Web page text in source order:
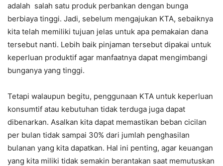
adalah salah satu produk perbankan dengan bunga
berbiaya tinggi. Jadi, sebelum mengajukan KTA, sebaiknya
kita telah memiliki tujuan jelas untuk apa pemakaian dana
tersebut nanti. Lebih baik pinjaman tersebut dipakai untuk
keperluan produktif agar manfaatnya dapat mengimbangi
bunganya yang tinggi.
Tetapi walaupun begitu, penggunaan KTA untuk keperluan
konsumtif atau kebutuhan tidak terduga juga dapat
dibenarkan. Asalkan kita dapat memastikan beban cicilan
per bulan tidak sampai 30% dari jumlah penghasilan
bulanan yang kita dapatkan. Hal ini penting, agar keuangan
yang kita miliki tidak semakin berantakan saat memutuskan